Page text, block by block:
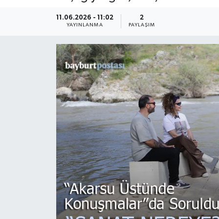
11.06.2026 - 11:02
YAYINLANMA
2
PAYLAŞIM